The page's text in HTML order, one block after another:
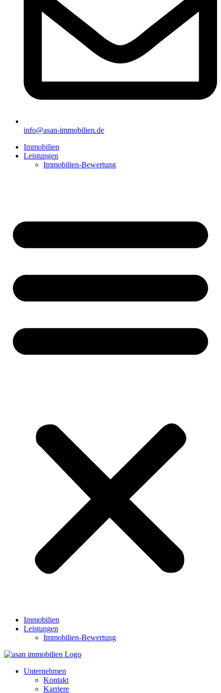
info@asan-immobilien.de
Immobilien
Leistungen
Immobilien-Bewertung
Immobilien
Leistungen
Immobilien-Bewertung
Unternehmen
Kontakt
Karriere